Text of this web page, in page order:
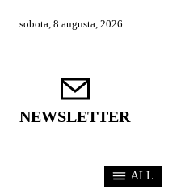
sobota, 8 augusta, 2026
NEWSLETTER
ALL